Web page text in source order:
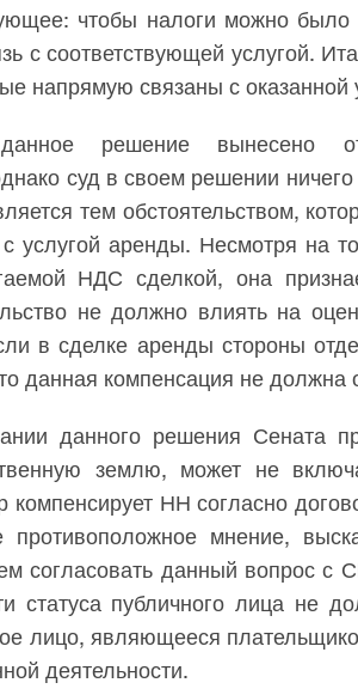
чтобы налоги можно было
с соответствующей услугой.
напрямую связаны с оказанной
решение вынесено
суд в своем решении ничего
тем обстоятельством,
аренды. Несмотря на то,
НДС сделкой, она
не должно влиять на
в сделке аренды стороны
данная компенсация не должна
данного решения Сената
землю, может не
компенсирует НН согласно
мнение,
согласовать данный вопрос с
статуса публичного лица не
лицо, являющееся
деятельности.